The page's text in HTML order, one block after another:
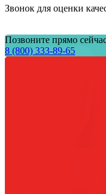
Звонок для оценки
Позвоните прямо
8 (800) 333-89-65